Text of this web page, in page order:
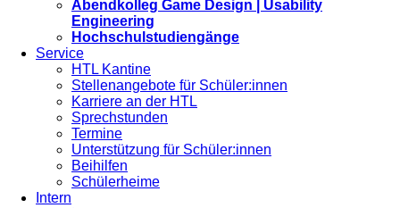
Abendkolleg Game Design | Usability
Engineering
Hochschulstudiengänge
Service
HTL Kantine
Stellenangebote für Schüler:innen
Karriere an der HTL
Sprechstunden
Termine
Unterstützung für Schüler:innen
Beihilfen
Schülerheime
Intern